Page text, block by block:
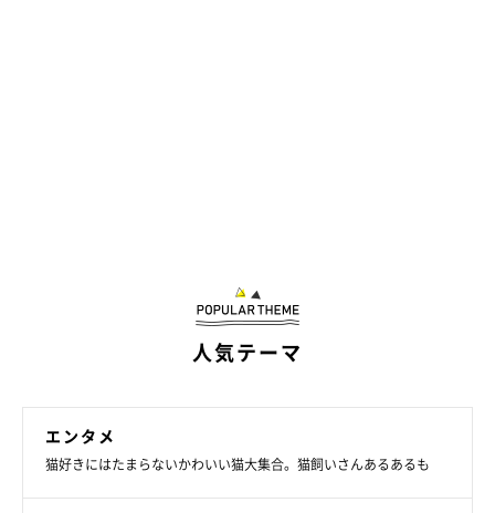
マンチカン立ちが可愛い！ にこちゃんの素
顔に迫る
人気テーマ
エンタメ
猫好きにはたまらないかわいい猫大集合。猫飼いさんあるあるも